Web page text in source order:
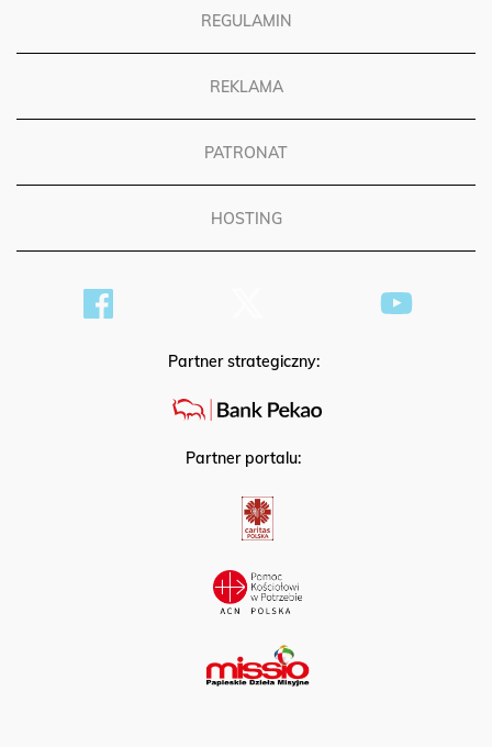
REGULAMIN
REKLAMA
PATRONAT
HOSTING
Partner strategiczny:
Partner portalu: